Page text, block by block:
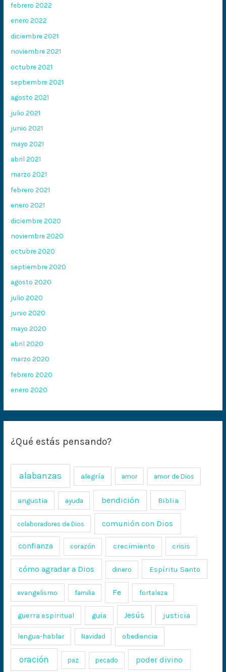
febrero 2022
enero 2022
diciembre 2021
noviembre 2021
octubre 2021
septiembre 2021
agosto 2021
julio 2021
junio 2021
mayo 2021
abril 2021
marzo 2021
febrero 2021
enero 2021
diciembre 2020
noviembre 2020
octubre 2020
septiembre 2020
agosto 2020
julio 2020
junio 2020
mayo 2020
abril 2020
marzo 2020
febrero 2020
enero 2020
¿Qué estás pensando?
alabanzas alegría amor amor de Dios
angustia ayuda bendición Biblia
colaboradores de Dios comunión con Dios
confianza corazón crecimiento crisis
cómo agradar a Dios dinero Espíritu Santo
evangelismo familia Fe fortaleza
guerra espiritual guía Jesús justicia
lengua-hablar Navidad obediencia
oración paz pecado poder divino